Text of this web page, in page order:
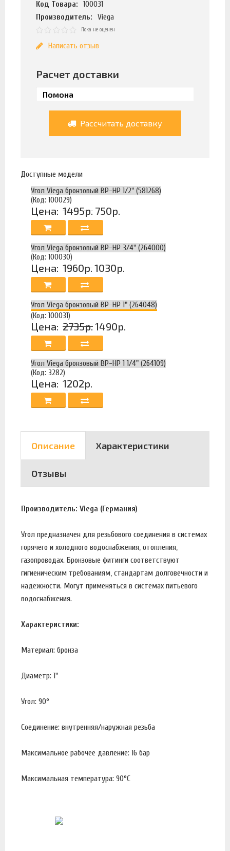
Код Товара:
100031
Производитель:
Viega
Пока не оценен
Написать отзыв
Расчет доставки
Рассчитать доставку
Доступные модели
Угол Viega бронзовый ВР-НР 1/2" (581268)
(Код: 100029)
Цена: 1495р. 750р.
Угол Viega бронзовый ВР-НР 3/4" (264000)
(Код: 100030)
Цена: 1960р.1030р.
Угол Viega бронзовый ВР-НР 1" (264048)
(Код: 100031)
Цена: 2735р.1490р.
Угол Viega бронзовый ВР-НР 1 1/4" (264109)
(Код: 3282)
Цена: 1202р.
Описание Характеристики
Отзывы
Производитель: Viega (Германия)
Угол предназначен для резьбового соединения в системах
горячего и холодного водоснабжения, отопления,
газопроводах. Бронзовые фитинги соответствуют
гигиеническим требованиям, стандартам долговечности и
надежности. Могут применяться в системах питьевого
водоснабжения.
Характеристики:
Материал: бронза
Диаметр: 1"
Угол: 90°
Соединение: внутренняя/наружная резьба
Максимальное рабочее давление: 16 бар
Максимальная температура: 90°С